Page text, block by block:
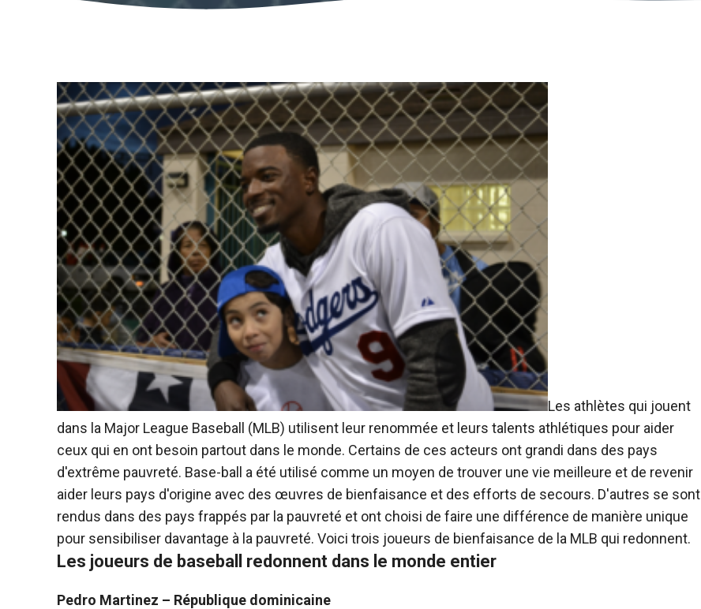
Les athlètes qui jouent
dans la Major League Baseball (MLB) utilisent leur renommée et leurs talents athlétiques pour aider
ceux qui en ont besoin partout dans le monde. Certains de ces acteurs ont grandi dans des pays
d'extrême pauvreté. Base-ball a été utilisé comme un moyen de trouver une vie meilleure et de revenir
aider leurs pays d'origine avec des œuvres de bienfaisance et des efforts de secours. D'autres se sont
rendus dans des pays frappés par la pauvreté et ont choisi de faire une différence de manière unique
pour sensibiliser davantage à la pauvreté. Voici trois joueurs de bienfaisance de la MLB qui redonnent.
Les joueurs de baseball redonnent dans le monde entier
Pedro Martinez – République dominicaine